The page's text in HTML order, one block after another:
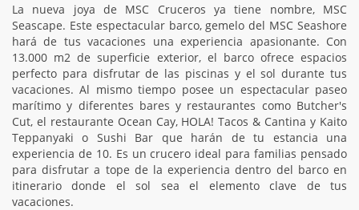
La nueva joya de MSC Cruceros ya tiene nombre, MSC
Seascape. Este espectacular barco, gemelo del MSC Seashore
hará de tus vacaciones una experiencia apasionante. Con
13.000 m2 de superficie exterior, el barco ofrece espacios
perfecto para disfrutar de las piscinas y el sol durante tus
vacaciones. Al mismo tiempo posee un espectacular paseo
marítimo y diferentes bares y restaurantes como Butcher's
Cut, el restaurante Ocean Cay, HOLA! Tacos & Cantina y Kaito
Teppanyaki o Sushi Bar que harán de tu estancia una
experiencia de 10. Es un crucero ideal para familias pensado
para disfrutar a tope de la experiencia dentro del barco en
itinerario donde el sol sea el elemento clave de tus
vacaciones.